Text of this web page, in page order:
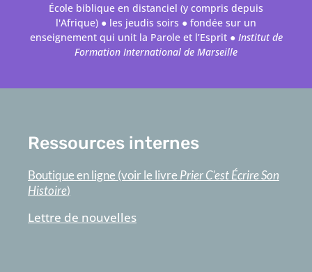
École biblique en distanciel (y compris depuis
l'Afrique) ● les jeudis soirs ● fondée sur un
enseignement qui unit la Parole et l’Esprit ● Institut de
Formation International de Marseille
Ressources internes
Boutique en ligne (voir le livre Prier C'est Écrire Son
Histoire)
Lettre de nouvelles